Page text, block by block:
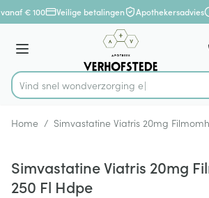
Ga naar de inhoud
1 van 1
€ 100 Veilige betalingen Apothekersadvies
Menu
Product, merk, categorie...
Vind snel wondve
Home / Simvastatine Viatris 20mg
Simvastatine Viatris 20mg
250 Fl Hdpe